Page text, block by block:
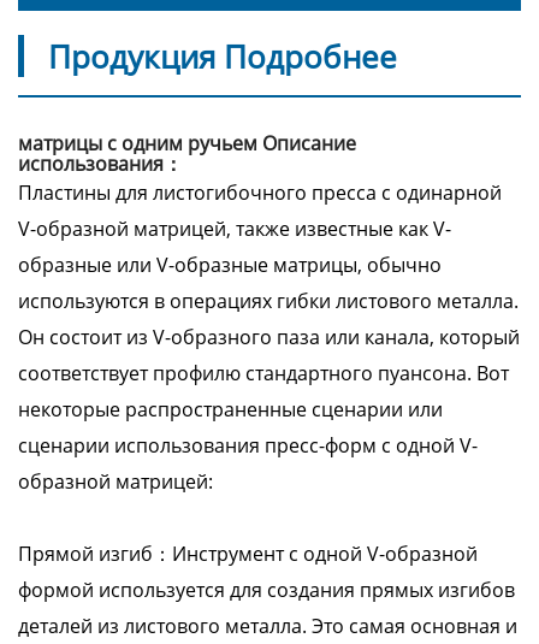
Продукция Подробнее
матрицы с одним ручьем Описание
использования：
Пластины для листогибочного пресса с одинарной
V-образной матрицей, также известные как V-
образные или V-образные матрицы, обычно
используются в операциях гибки листового металла.
Он состоит из V-образного паза или канала, который
соответствует профилю стандартного пуансона. Вот
некоторые распространенные сценарии или
сценарии использования пресс-форм с одной V-
образной матрицей:
Прямой изгиб：Инструмент с одной V-образной
формой используется для создания прямых изгибов
деталей из листового металла. Это самая основная и